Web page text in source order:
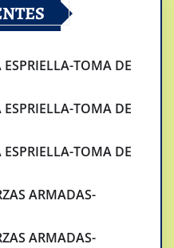
TOMA DE
TOMA DE
TOMA DE
ARMADAS-
ARMADAS-